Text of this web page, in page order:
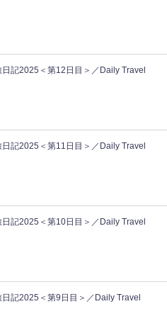
記2025＜第12日目＞／Daily Travel
記2025＜第11日目＞／Daily Travel
記2025＜第10日目＞／Daily Travel
記2025＜第9日目＞／Daily Travel